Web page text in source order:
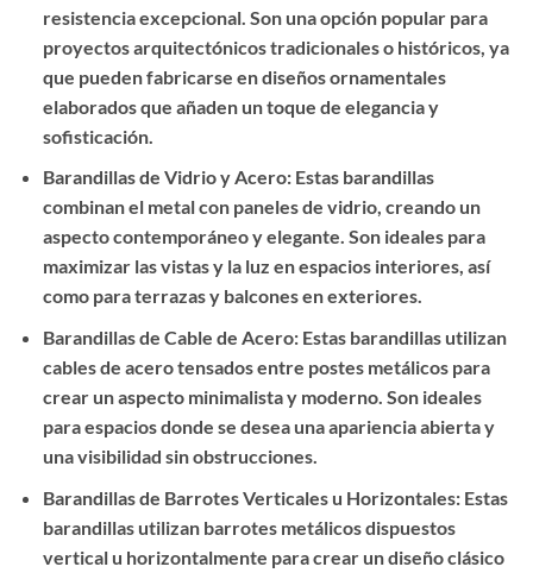
resistencia excepcional. Son una opción popular para
proyectos arquitectónicos tradicionales o históricos, ya
que pueden fabricarse en diseños ornamentales
elaborados que añaden un toque de elegancia y
sofisticación.
Barandillas de Vidrio y Acero: Estas barandillas
combinan el metal con paneles de vidrio, creando un
aspecto contemporáneo y elegante. Son ideales para
maximizar las vistas y la luz en espacios interiores, así
como para terrazas y balcones en exteriores.
Barandillas de Cable de Acero: Estas barandillas utilizan
cables de acero tensados entre postes metálicos para
crear un aspecto minimalista y moderno. Son ideales
para espacios donde se desea una apariencia abierta y
una visibilidad sin obstrucciones.
Barandillas de Barrotes Verticales u Horizontales: Estas
barandillas utilizan barrotes metálicos dispuestos
vertical u horizontalmente para crear un diseño clásico